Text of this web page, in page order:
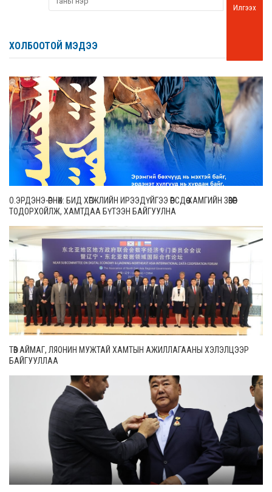
Илгээх
ХОЛБООТОЙ МЭДЭЭ
О.ЭРДЭНЭ-ӨРНӨХ: БИД ХӨГЖЛИЙН ИРЭЭДҮЙГЭЭ ӨӨРСДӨӨ ХАМГИЙН ЗӨВӨӨР
ТОДОРХОЙЛЖ, ХАМТДАА БҮТЭЭН БАЙГУУЛНА
ТӨВ АЙМАГ, ЛЯОНИН МУЖТАЙ ХАМТЫН АЖИЛЛАГААНЫ ХЭЛЭЛЦЭЭР
БАЙГУУЛЛАА